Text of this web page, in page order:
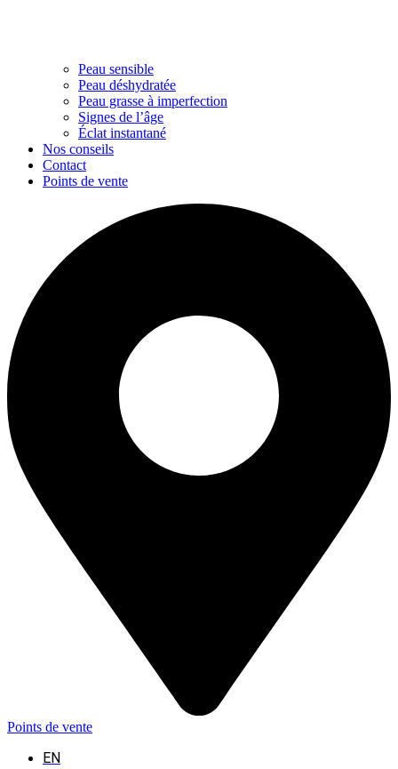
Peau sensible
Peau déshydratée
Peau grasse à imperfection
Signes de l’âge
Éclat instantané
Nos conseils
Contact
Points de vente
Points de vente
EN